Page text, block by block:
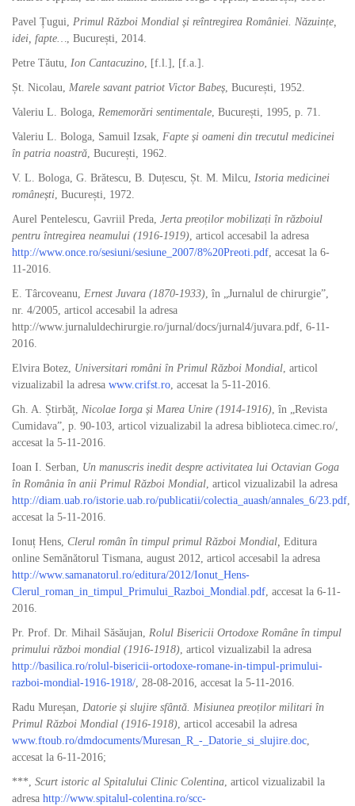
Pavel Țugui, Primul Război Mondial și reîntregirea României. Năzuințe,
idei, fapte…, București, 2014.
Petre Tăutu, Ion Cantacuzino, [f.l.], [f.a.].
Șt. Nicolau, Marele savant patriot Victor Babeș, București, 1952.
Valeriu L. Bologa, Rememorări sentimentale, București, 1995, p. 71.
Valeriu L. Bologa, Samuil Izsak, Fapte și oameni din trecutul medicinei
în patria noastră, București, 1962.
V. L. Bologa, G. Brătescu, B. Duțescu, Șt. M. Milcu, Istoria medicinei
românești, București, 1972.
Aurel Pentelescu, Gavriil Preda, Jerta preoților mobilizați în războiul
pentru întregirea neamului (1916-1919), articol accesabil la adresa
http://www.once.ro/sesiuni/sesiune_2007/8%20Preoti.pdf, accesat la 6-
11-2016.
E. Târcoveanu, Ernest Juvara (1870-1933), în „Jurnalul de chirurgie”,
nr. 4/2005, articol accesabil la adresa
http://www.jurnaluldechirurgie.ro/jurnal/docs/jurnal4/juvara.pdf, 6-11-
2016.
Elvira Botez, Universitari români în Primul Război Mondial, articol
vizualizabil la adresa www.crifst.ro, accesat la 5-11-2016.
Gh. A. Știrbăț, Nicolae Iorga și Marea Unire (1914-1916), în „Revista
Cumidava”, p. 90-103, articol vizualizabil la adresa biblioteca.cimec.ro/,
accesat la 5-11-2016.
Ioan I. Serban, Un manuscris inedit despre activitatea lui Octavian Goga
în România în anii Primul Război Mondial, articol vizualizabil la adresa
http://diam.uab.ro/istorie.uab.ro/publicatii/colectia_auash/annales_6/23.pdf,
accesat la 5-11-2016.
Ionuț Hens, Clerul român în timpul primul Război Mondial, Editura
online Semănătorul Tismana, august 2012, articol accesabil la adresa
http://www.samanatorul.ro/editura/2012/Ionut_Hens-
Clerul_roman_in_timpul_Primului_Razboi_Mondial.pdf, accesat la 6-11-
2016.
Pr. Prof. Dr. Mihail Săsăujan, Rolul Bisericii Ortodoxe Române în timpul
primului război mondial (1916-1918), articol vizualizabil la adresa
http://basilica.ro/rolul-bisericii-ortodoxe-romane-in-timpul-primului-
razboi-mondial-1916-1918/, 28-08-2016, accesat la 5-11-2016.
Radu Mureșan, Datorie și slujire sfântă. Misiunea preoților militari în
Primul Război Mondial (1916-1918), articol accesabil la adresa
www.ftoub.ro/dmdocuments/Muresan_R_-_Datorie_si_slujire.doc,
accesat la 6-11-2016;
***, Scurt istoric al Spitalului Clinic Colentina, articol vizualizabil la
adresa http://www.spitalul-colentina.ro/scc-